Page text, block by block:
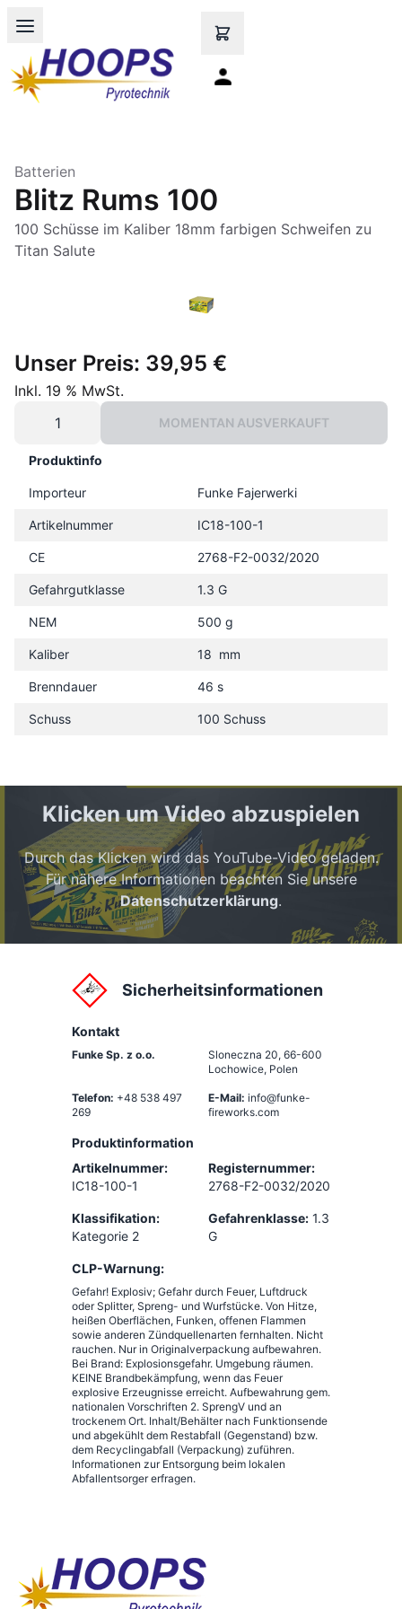
Open main menu
Batterien
Blitz Rums 100
100 Schüsse im Kaliber 18mm farbigen Schweifen zu
Titan Salute
Unser Preis: 39,95 €
Inkl. 19 % MwSt.
MOMENTAN AUSVERKAUFT
Produktinfo
Importeur Funke Fajerwerki
Artikelnummer IC18-100-1
CE 2768-F2-0032/2020
Gefahrgutklasse 1.3 G
NEM 500 g
Kaliber 18 mm
Brenndauer 46 s
Schuss 100 Schuss
Klicken um Video abzuspielen
Durch das Klicken wird das YouTube-Video geladen.
Für nähere Informationen beachten Sie unsere
Datenschutzerklärung.
Sicherheitsinformationen
Kontakt
Funke Sp. z o.o. Sloneczna 20, 66-600
Lochowice, Polen
Telefon: +48 538 497
269
E-Mail: info@funke-
fireworks.com
Produktinformation
Artikelnummer:
IC18-100-1
Registernummer:
2768-F2-0032/2020
Klassifikation:
Kategorie 2
Gefahrenklasse: 1.3
G
CLP-Warnung:
Gefahr! Explosiv; Gefahr durch Feuer, Luftdruck
oder Splitter, Spreng- und Wurfstücke. Von Hitze,
heißen Oberflächen, Funken, offenen Flammen
sowie anderen Zündquellenarten fernhalten. Nicht
rauchen. Nur in Originalverpackung aufbewahren.
Bei Brand: Explosionsgefahr. Umgebung räumen.
KEINE Brandbekämpfung, wenn das Feuer
explosive Erzeugnisse erreicht. Aufbewahrung gem.
nationalen Vorschriften 2. SprengV und an
trockenem Ort. Inhalt/Behälter nach Funktionsende
und abgekühlt dem Restabfall (Gegenstand) bzw.
dem Recyclingabfall (Verpackung) zuführen.
Informationen zur Entsorgung beim lokalen
Abfallentsorger erfragen.